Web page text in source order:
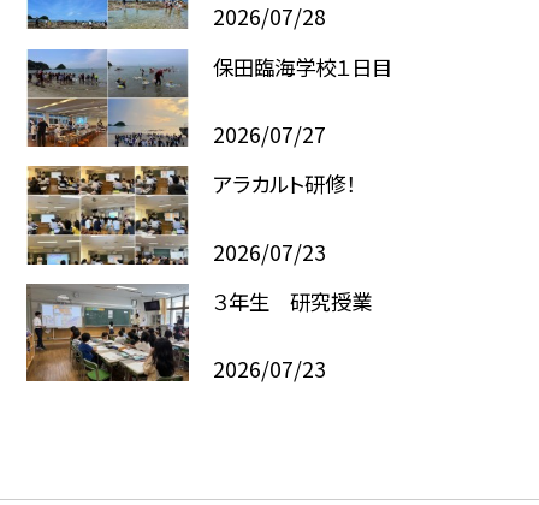
2026/07/28
保田臨海学校１日目
2026/07/27
アラカルト研修！
2026/07/23
３年生 研究授業
2026/07/23